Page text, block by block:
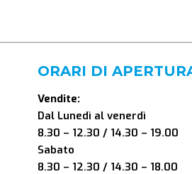
ORARI DI
Vendite:
Dal Lunedì al venerdì
8.30 – 12.30 / 14.30 – 19.00
Sabato
8.30 – 12.30 / 14.30 – 18.00